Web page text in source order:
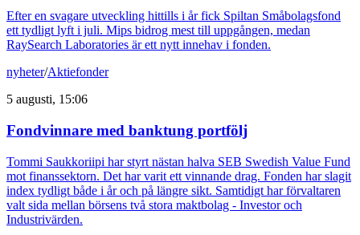
Efter en svagare utveckling hittills i år fick Spiltan Småbolagsfond
ett tydligt lyft i juli. Mips bidrog mest till uppgången, medan
RaySearch Laboratories är ett nytt innehav i fonden.
nyheter/Aktiefonder
5 augusti, 15:06
Fondvinnare med banktung portfölj
Tommi Saukkoriipi har styrt nästan halva SEB Swedish Value Fund
mot finanssektorn. Det har varit ett vinnande drag. Fonden har slagit
index tydligt både i år och på längre sikt. Samtidigt har förvaltaren
valt sida mellan börsens två stora maktbolag - Investor och
Industrivärden.